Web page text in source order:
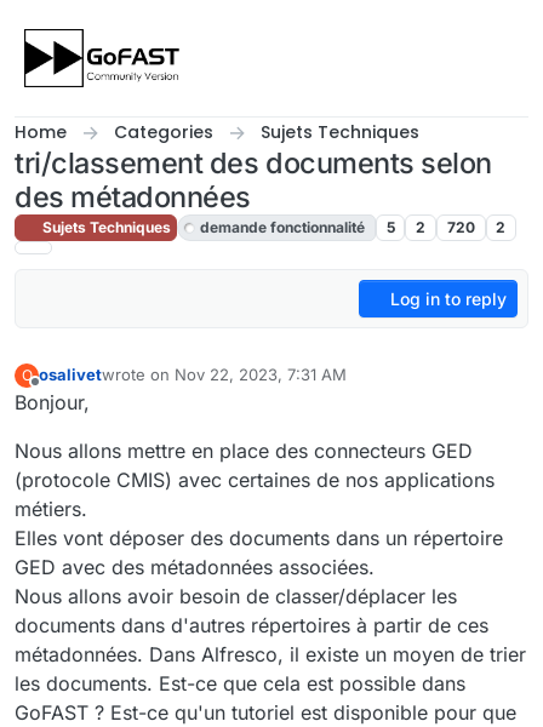
Home Categories Sujets Techniques
tri/classement des documents selon
des métadonnées
Sujets Techniques demande fonctionnalité 5 2 720 2
Log in to reply
O
Offline
osalivetwrote on Nov 22, 2023, 7:31 AM
last edited by cpotterNov 24, 2023, 10:37 AM
Bonjour,
Nous allons mettre en place des connecteurs GED
(protocole CMIS) avec certaines de nos applications
métiers.
Elles vont déposer des documents dans un répertoire
GED avec des métadonnées associées.
Nous allons avoir besoin de classer/déplacer les
documents dans d'autres répertoires à partir de ces
métadonnées. Dans Alfresco, il existe un moyen de trier
les documents. Est-ce que cela est possible dans
GoFAST ? Est-ce qu'un tutoriel est disponible pour que